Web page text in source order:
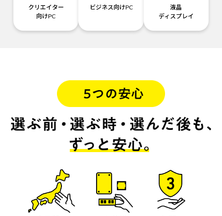
クリエイター
向けPC
ビジネス向けPC
液晶
ディスプレイ